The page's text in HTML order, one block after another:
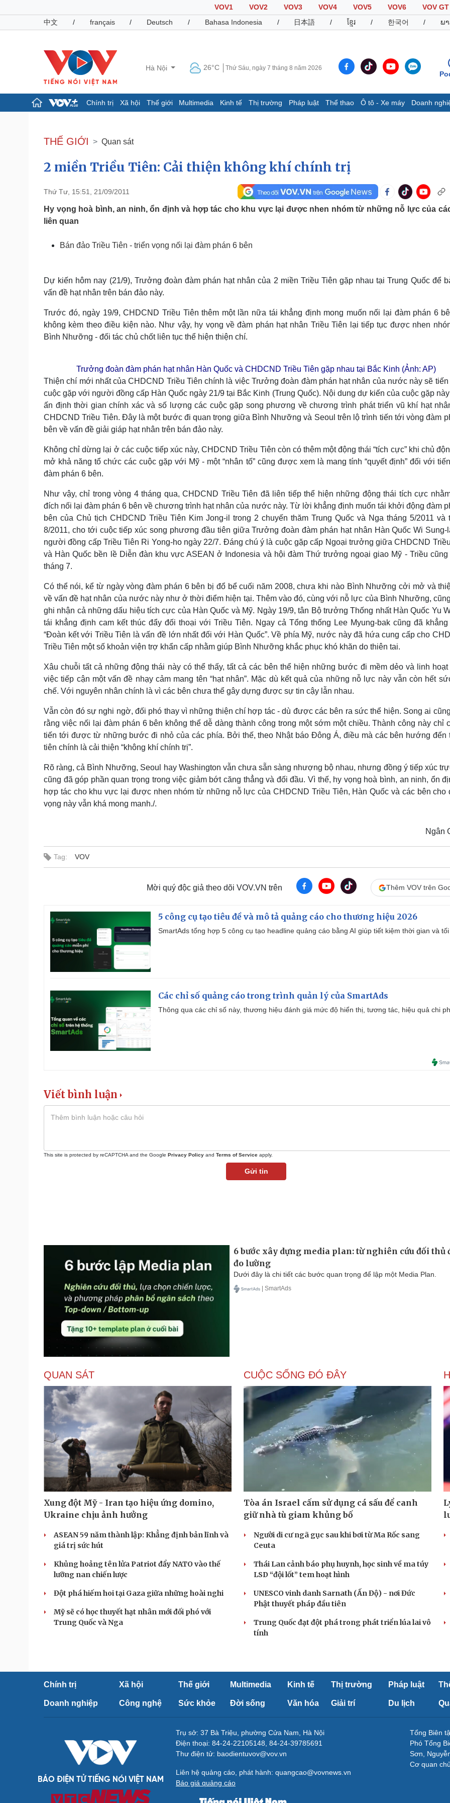
VOV1 VOV2 VOV3 VOV4 VOV5 VOV6
VOV GT
中文
/ français / Deutsch / Bahasa Indonesia / 日本語 / ខ្មែរ / 한국어 / ພ
Hà Nội 26°C Thứ Sáu, ngày 7 tháng 8 năm 2026
Chính trị Xã hội Thế giới Multimedia Kinh tế Thị trường Pháp luật Thể thao Ô tô - Xe máy Doanh
Đảng
Tổ chức nhân sự
Nhận diện sự thật
Dấu ấn VOV
Infographic
Pháp luật
Vụ án
Tư vấn luật
Quân sự - Quốc phòng
Thể thao
Thế giới thể thao
Ô tô - Xe máy
Sức khỏe
Dinh dưỡng - món ngon
Sản phụ khoa
Nhi khoa
Nam khoa
Ăn sạch sống khỏe
Đời sống
Nhà đẹp
Tình yêu - Gia đình
Văn hóa
Âm nhạc
Di sản
Giải trí
Sao Việt
Cải chính
THẾ GIỚI Quan sát
2 miền Triều Tiên: Cải thiện không khí chính trị
Thứ Tư, 15:51, 21/09/2011
Hy vọng hoà bình, an ninh, ổn định và hợp tác cho khu vực lại được nhen nhóm từ những nỗ lực của
liên quan
Bán đảo Triều Tiên - triển vọng nối lại đàm phán 6 bên
Dự kiến hôm nay (21/9), Trưởng đoàn đàm phán hạt nhân của 2 miền Triều Tiên gặp nhau tại Trung Quốc để
vấn đề hạt nhân trên bán đảo này.
Trước đó, ngày 19/9, CHDCND Triều Tiên thêm một lần nữa tái khẳng định mong muốn nối lại đàm phán 6
không kèm theo điều kiện nào. Như vậy, hy vọng về đàm phán hạt nhân Triều Tiên lại tiếp tục được nhen
Bình Nhưỡng - đối tác chủ chốt liên tục thể hiện thiện chí.
Trưởng đoàn đàm phán hạt nhân Hàn Quốc và CHDCND Triều Tiên gặp nhau tại Bắc Kinh (Ảnh: AP)
Thiện chí mới nhất của CHDCND Triều Tiên chính là việc Trưởng đoàn đàm phán hạt nhân của nước này sẽ tiến
cuộc gặp với người đồng cấp Hàn Quốc ngày 21/9 tại Bắc Kinh (Trung Quốc). Nội dung dự kiến của cuộc gặp
ấn định thời gian chính xác và số lượng các cuộc gặp song phương về chương trình phát triển vũ khí hạt
CHDCND Triều Tiên. Đây là một bước đi quan trọng giữa Bình Nhưỡng và Seoul trên lộ trình tiến tới vòng đàm
bên về vấn đề giải giáp hạt nhân trên bán đảo này.
Không chỉ dừng lại ở các cuộc tiếp xúc này, CHDCND Triều Tiên còn có thêm một động thái “tích cực” khi chủ
mở khả năng tổ chức các cuộc gặp với Mỹ - một “nhân tố” cũng được xem là mang tính “quyết định” đối với
đàm phán 6 bên.
Như vậy, chỉ trong vòng 4 tháng qua, CHDCND Triều Tiên đã liên tiếp thể hiện những động thái tích cực
đích nối lại đàm phán 6 bên về chương trình hạt nhân của nước này. Từ lời khẳng định muốn tái khởi động đàm
bên của Chủ tịch CHDCND Triều Tiên Kim Jong-il trong 2 chuyến thăm Trung Quốc và Nga tháng 5/2011 và
8/2011, cho tới cuộc tiếp xúc song phương đầu tiên giữa Trưởng đoàn đàm phán hạt nhân Hàn Quốc Wi Sung-
người đồng cấp Triều Tiên Ri Yong-ho ngày 22/7. Đáng chú ý là cuộc gặp cấp Ngoại trưởng giữa CHDCND
và Hàn Quốc bền lề Diễn đàn khu vực ASEAN ở Indonesia và hội đàm Thứ trưởng ngoại giao Mỹ - Triều cũng
tháng 7.
Có thể nói, kể từ ngày vòng đàm phán 6 bên bị đổ bể cuối năm 2008, chưa khi nào Bình Nhưỡng cởi mở và
về vấn đề hạt nhân của nước này như ở thời điểm hiện tại. Thêm vào đó, cùng với nỗ lực của Bình Nhưỡng,
ghi nhận cả những dấu hiệu tích cực của Hàn Quốc và Mỹ. Ngày 19/9, tân Bộ trưởng Thống nhất Hàn Quốc Yu
tái khẳng định cam kết thúc đẩy đối thoại với Triều Tiên. Ngay cả Tổng thống Lee Myung-bak cũng đã khẳng
“Đoàn kết với Triều Tiên là vấn đề lớn nhất đối với Hàn Quốc”. Về phía Mỹ, nước này đã hứa cung cấp cho
Triều Tiên một số khoản viện trợ khẩn cấp nhằm giúp Bình Nhưỡng khắc phục khó khăn do thiên tai.
Xâu chuỗi tất cả những động thái này có thể thấy, tất cả các bên thể hiện những bước đi mềm dẻo và linh hoạt
việc tiếp cận một vấn đề nhạy cảm mang tên “hạt nhân”. Mặc dù kết quả của những nỗ lực này vẫn còn hết
chế. Với nguyên nhân chính là vì các bên chưa thể gây dựng được sự tin cậy lẫn nhau.
Vẫn còn đó sự nghi ngờ, đối phó thay vì những thiện chí hợp tác - dù được các bên ra sức thể hiện. Song ai
rằng việc nối lại đàm phán 6 bên không thể dễ dàng thành công trong một sớm một chiều. Thành công này chỉ
tiến tới được từ những bước đi nhỏ của các phía. Bởi thế, theo Nhật báo Đông Á, điều mà các bên hướng đến
tiên chính là cải thiện “không khí chính trị”.
Rõ ràng, cả Bình Nhưỡng, Seoul hay Washington vẫn chưa sẵn sàng nhượng bộ nhau, nhưng đồng ý tiếp xúc
cũng đã góp phần quan trọng trong việc giảm bớt căng thẳng và đối đầu. Vì thế, hy vọng hoà bình, an ninh, ổn
hợp tác cho khu vực lại được nhen nhóm từ những nỗ lực của CHDCND Triều Tiên, Hàn Quốc và các bên cho
vọng này vẫn khá mong manh./.
Ngân
Tag: VOV
Mời quý độc giả theo dõi VOV.VN trên Thêm VOV trên
5 công cụ tạo tiêu đề và mô tả quảng cáo cho thương hiệu 2026
SmartAds tổng hợp 5 công cụ tạo headline quảng cáo bằng AI giúp tiết kiệm thời gian và
Các chỉ số quảng cáo trong trình quản lý của SmartAds
Thông qua các chỉ số này, thương hiệu đánh giá mức độ hiển thị, tương tác, hiệu quả chi
Viết bình luận
This site is protected by reCAPTCHA and the Google Privacy Policy and Terms of Service apply.
Gửi tin
6 bước xây dựng media plan: từ nghiên cứu đối thủ
đo lường
Dưới đây là chi tiết các bước quan trọng để lập một Media Plan.
| SmartAds
QUAN SÁT
Xung đột Mỹ - Iran tạo hiệu ứng domino,
Ukraine chịu ảnh hưởng
ASEAN 59 năm thành lập: Khẳng định bản lĩnh và
giá trị sức hút
Khủng hoảng tên lửa Patriot đẩy NATO vào thế
lưỡng nan chiến lược
Đột phá hiếm hoi tại Gaza giữa những hoài nghi
Mỹ sẽ có học thuyết hạt nhân mới đối phó với
Trung Quốc và Nga
CUỘC SỐNG ĐÓ ĐÂY
Tòa án Israel cấm sử dụng cá sấu để canh
giữ nhà tù giam khủng bố
Người di cư ngã gục sau khi bơi từ Ma Rốc sang
Ceuta
Thái Lan cảnh báo phụ huynh, học sinh về ma túy
LSD “đội lốt” tem hoạt hình
UNESCO vinh danh Sarnath (Ấn Độ) - nơi Đức
Phật thuyết pháp đầu tiên
Trung Quốc đạt đột phá trong phát triển lúa lai vô
tính
Chính trị Xã hội Thế giới Multimedia Kinh tế Thị trường Pháp luật
Doanh nghiệp Công nghệ Sức khỏe Đời sống Văn hóa Giải trí Du lịch
BÁO ĐIỆN TỬ TIẾNG NÓI VIỆT NAM
Trụ sở: 37 Bà Triệu, phường Cửa Nam, Hà Nội
Điện thoại: 84-24-22105148, 84-24-39785691
Thư điện tử: baodientuvov@vov.vn
Liên hệ quảng cáo, phát hành: quangcao@vovnews.vn
Báo giá quảng cáo
Tổng Biên
Phó Tổng
Sơn,
Cơ quan